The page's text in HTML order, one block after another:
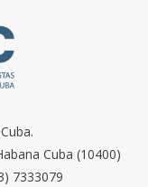
Cuba (10400)
7333079